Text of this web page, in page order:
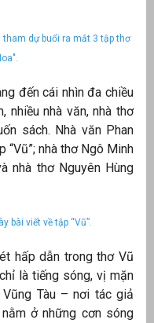
dự buổi ra mắt 3 tập thơ
đến cái nhìn đa chiều
nhiều nhà văn, nhà thơ
sách. Nhà văn Phan
nhà thơ Ngô Minh
nhà thơ Nguyên Hùng
bài viết về tập “Vũ”.
hấp dẫn trong thơ Vũ
là tiếng sóng, vị mặn
Tàu – nơi tác giả
ở những cơn sóng